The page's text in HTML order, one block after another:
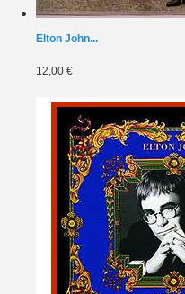
Elton John...
12,00 €